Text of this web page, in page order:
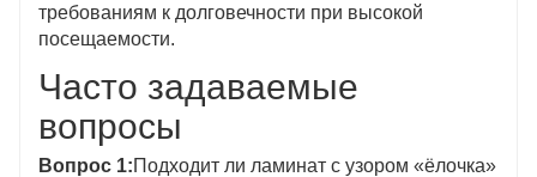
требованиям к долговечности при высокой
посещаемости.
Часто задаваемые
вопросы
Вопрос 1:Подходит ли ламинат с узором «ёлочка»